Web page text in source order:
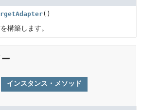
()
を構築します。
インスタンス・メソッド